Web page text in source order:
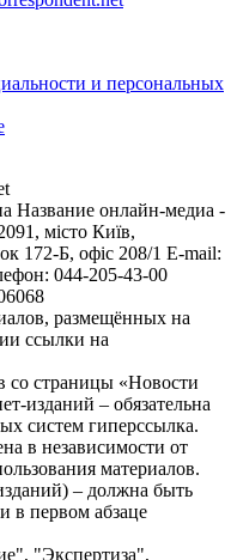
и персональных
Название онлайн-медиа -
місто Київ,
Б, офіс 208/1 E-mail:
044-205-43-00
размещённых на
ссылки на
со страницы «Новости
изданий – обязательна
систем гиперссылка.
в независимости от
материалов.
– должна быть
в первом абзаце
"Экспертиза",